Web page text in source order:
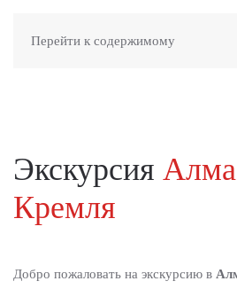
Перейти к содержимому
Экскурсия
Кремля
Добро пожаловать на экскурсию в